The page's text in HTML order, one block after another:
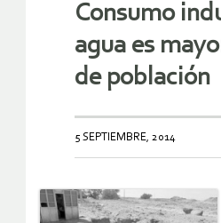
Consumo
agua es
de población
5 SEPTIEMBRE, 2014